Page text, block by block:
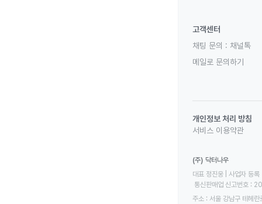
고객센터
채팅 문의 : 채널톡
메일로 문의하기
개인정보 처리 방침
서비스 이용약관
(주) 닥터나우
대표 정진웅 | 사업자
통신판매업 신고번호
주소 : 서울 강남구 테헤